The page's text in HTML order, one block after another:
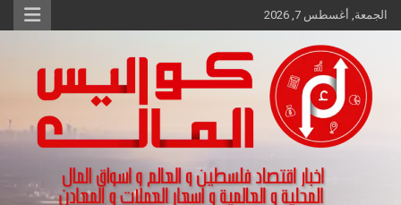
Skip
to
الجمعة, أغسطس 7, 2026